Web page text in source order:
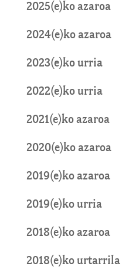
2025(e)ko azaroa
2024(e)ko azaroa
2023(e)ko urria
2022(e)ko urria
2021(e)ko azaroa
2020(e)ko azaroa
2019(e)ko azaroa
2019(e)ko urria
2018(e)ko azaroa
2018(e)ko urtarrila